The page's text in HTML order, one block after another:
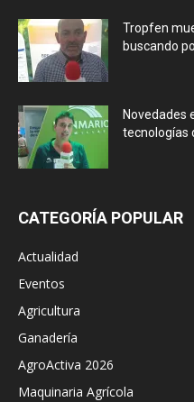
Tropfen
buscando
Novedades
tecnologías
CATEGORÍA POPULAR
Actualidad
Eventos
Agricultura
Ganadería
AgroActiva 2026
Maquinaria Agrícola